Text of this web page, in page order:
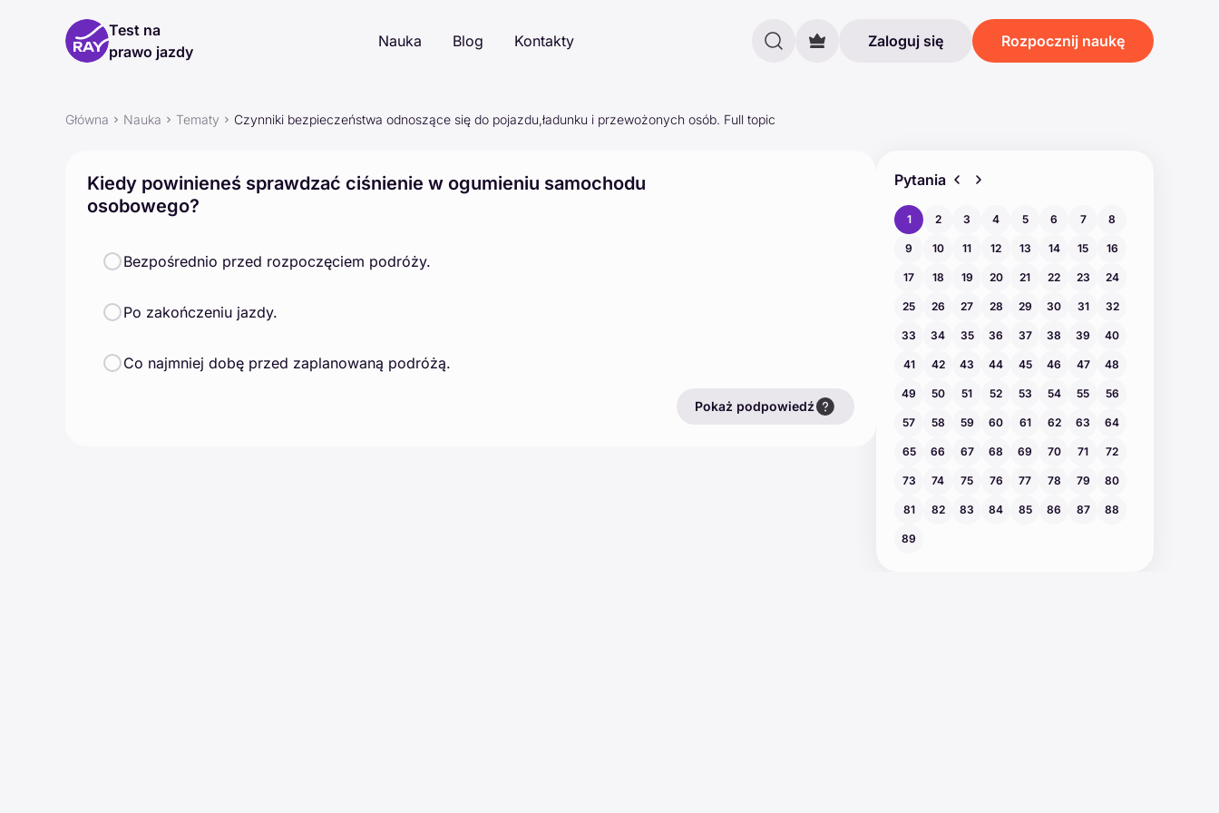
Test na
prawo jazdy
Nauka Blog Kontakty Zaloguj się Rozpocznij naukę
Główna Nauka Tematy Czynniki bezpieczeństwa odnoszące się do pojazdu,ładunku i przewożonych osób. Full topic
Kiedy powinieneś sprawdzać ciśnienie w ogumieniu samochodu
osobowego?
Bezpośrednio przed rozpoczęciem podróży.
Po zakończeniu jazdy.
Co najmniej dobę przed zaplanowaną podróżą.
Pokaż podpowiedź
Pytania
1 2 3 4 5 6 7 8
9 10 11 12 13 14 15 16
17 18 19 20 21 22 23 24
25 26 27 28 29 30 31 32
33 34 35 36 37 38 39 40
41 42 43 44 45 46 47 48
49 50 51 52 53 54 55 56
57 58 59 60 61 62 63 64
65 66 67 68 69 70 71 72
73 74 75 76 77 78 79 80
81 82 83 84 85 86 87 88
89